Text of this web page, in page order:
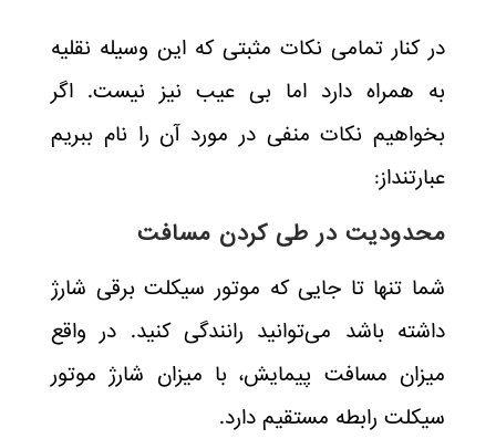
در کنار تمامی نکات مثبتی که این وسیله نقلیه
به همراه دارد اما بی عیب نیز نیست. اگر
بخواهیم نکات منفی در مورد آن را نام ببریم
عبارتنداز:
محدودیت در طی کردن مسافت
شما تنها تا جایی که موتور سیکلت برقی شارژ
داشته باشد می‌توانید رانندگی کنید. در واقع
میزان مسافت پیمایش، با میزان شارژ موتور
سیکلت رابطه مستقیم دارد.